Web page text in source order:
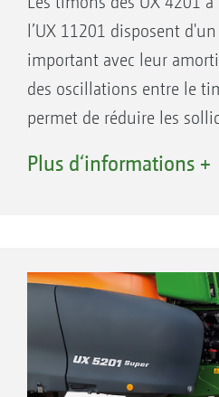
l’UX 11201 disposent
important avec leur
des oscillations entre le
permet de réduire les
tracteur.
Plus d‘informations +